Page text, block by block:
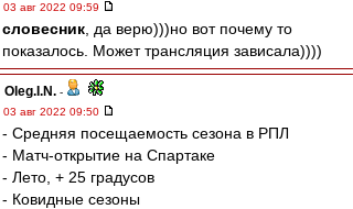
03 авг 2022 09:59
словесник , да верю)))но вот почему то
показалось. Может трансляция зависала))))
Oleg.I.N. -
03 авг 2022 09:50
- Средняя посещаемость сезона в РПЛ
- Матч-открытие на Спартаке
- Лето, + 25 градусов
- Ковидные сезоны